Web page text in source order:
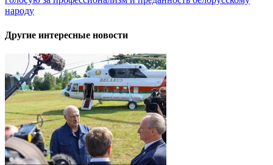
народу
Другие интересные новости